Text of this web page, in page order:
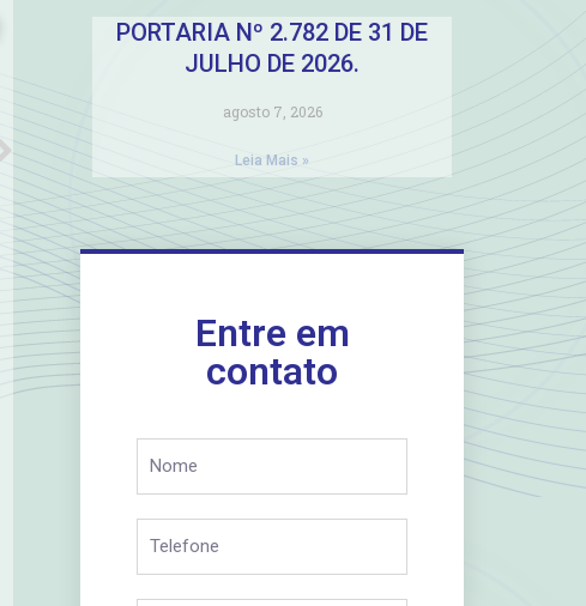
PORTARIA Nº 2.782 DE 31 DE
JULHO DE 2026.
agosto 7, 2026
Leia Mais »
Entre em
contato